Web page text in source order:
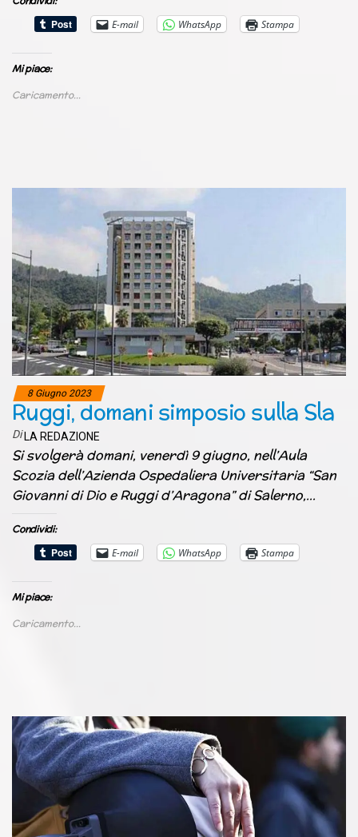
E-mail
WhatsApp Stampa
Mi piace:
Caricamento...
8 Giugno 2023
Ruggi, domani simposio sulla Sla
Di LA REDAZIONE
Si svolgerà domani, venerdì 9 giugno, nell’Aula
Scozia dell’Azienda Ospedaliera Universitaria “San
Giovanni di Dio e Ruggi d’Aragona” di Salerno,…
Condividi:
E-mail
WhatsApp Stampa
Mi piace:
Caricamento...